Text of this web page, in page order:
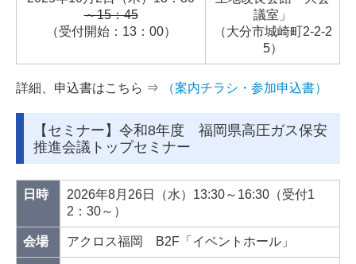
～15：45
（受付開始：13：00）
議室」
（大分市城崎町2-2-2
5）
詳細、申込書はこちら ⇒ （案内チラシ・参加申込書）
【セミナー】令和8年度 福岡県高圧ガス保安
推進会議トップセミナー
日時
2026年8月26日（水）13:30～16:30（受付1
2：30～）
会場 アクロス福岡 B2F「イベントホール」